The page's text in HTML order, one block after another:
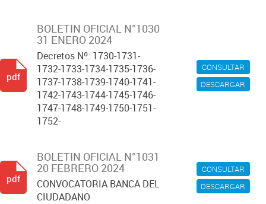
CONSULTAR
DESCARGAR
BOLETIN OFICIAL N°1030
31 ENERO 2024
Decretos Nº: 1730-1731-
1732-1733-1734-1735-1736-
1737-1738-1739-1740-1741-
1742-1743-1744-1745-1746-
1747-1748-1749-1750-1751-
1752-
pdf
CONSULTAR
DESCARGAR
BOLETIN OFICIAL N°1031
20 FEBRERO 2024
CONVOCATORIA BANCA DEL
CIUDADANO
pdf